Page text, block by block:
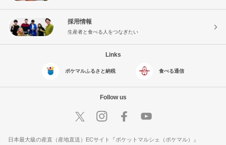
採用情報
生産者と食べる人をつなぎたい
Links
ポケマルふるさと納税 食べる通信
Follow us
日本最大級の産直（産地直送）ECサイト『ポケットマルシェ（ポケマル）』